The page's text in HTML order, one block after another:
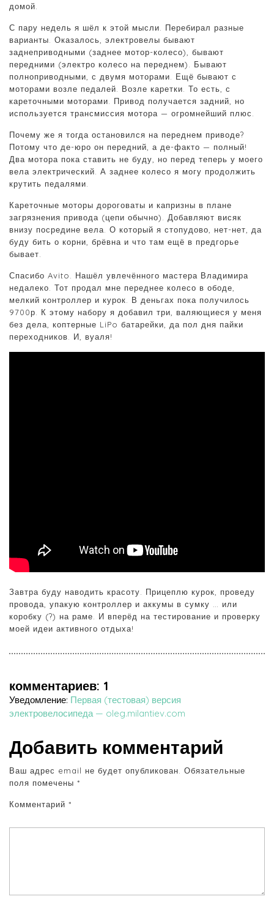
домой.
С пару недель я шёл к этой мысли. Перебирал разные
варианты. Оказалось, электровелы бывают
заднеприводными (заднее мотор-колесо), бывают
передними (электро колесо на переднем). Бывают
полноприводными, с двумя моторами. Ещё бывают с
моторами возле педалей. Возле каретки. То есть, с
кареточными моторами. Привод получается задний, но
используется трансмиссия мотора — огромнейший плюс.
Почему же я тогда остановился на переднем приводе?
Потому что де-юро он передний, а де-факто — полный!
Два мотора пока ставить не буду, но перед теперь у моего
вела электрический. А заднее колесо я могу продолжить
крутить педалями.
Кареточные моторы дороговаты и капризны в плане
загрязнения привода (цепи обычно). Добавляют висяк
внизу посредине вела. О который я стопудово, нет-нет, да
буду бить о корни, брёвна и что там ещё в предгорье
бывает.
Спасибо Avito. Нашёл увлечённого мастера Владимира
недалеко. Тот продал мне переднее колесо в ободе,
мелкий контроллер и курок. В деньгах пока получилось
9700р. К этому набору я добавил три, валяющиеся у меня
без дела, коптерные LiPo батарейки, да пол дня пайки
переходников. И, вуаля!
Завтра буду наводить красоту. Прицеплю курок, проведу
провода, упакую контроллер и аккумы в сумку … или
коробку (?) на раме. И вперёд на тестирование и проверку
моей идеи активного отдыха!
комментариев: 1
Уведомление: Первая (тестовая) версия
электровелосипеда — oleg.milantiev.com
Добавить комментарий
Ваш адрес email не будет опубликован.
Обязательные
поля помечены *
Комментарий *